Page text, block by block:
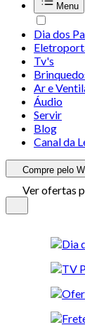
Menu
Dia dos
Tv's
Ar e
Áudio
Servir
Blog
Canal da
Compre pelo
Ver ofertas